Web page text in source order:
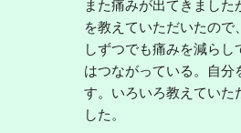
を教えていただいたの
しずつでも痛みを減ら
はつながっている。自分
す。いろいろ教えていた
した。